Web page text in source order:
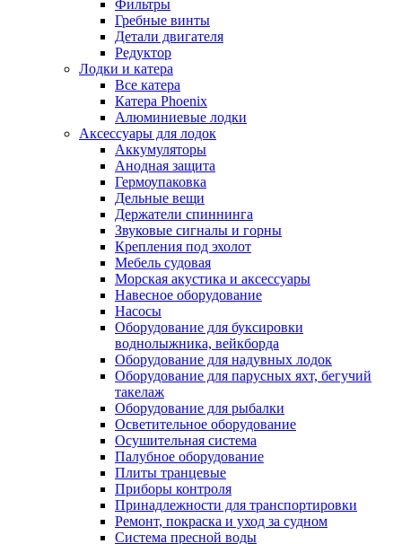
Фильтры
Гребные винты
Детали двигателя
Редуктор
Лодки и катера
Все катера
Катера Phoenix
Алюминиевые лодки
Аксессуары для лодок
Аккумуляторы
Анодная защита
Гермоупаковка
Дельные вещи
Держатели спиннинга
Звуковые сигналы и горны
Крепления под эхолот
Мебель судовая
Морская акустика и аксессуары
Навесное оборудование
Насосы
Оборудование для буксировки
воднолыжника, вейкборда
Оборудование для надувных лодок
Оборудование для парусных яхт, бегучий
такелаж
Оборудование для рыбалки
Осветительное оборудование
Осушительная система
Палубное оборудование
Плиты транцевые
Приборы контроля
Принадлежности для транспортировки
Ремонт, покраска и уход за судном
Система пресной воды